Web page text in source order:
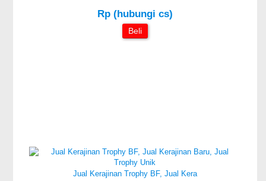
Rp (hubungi cs)
Beli
Jual Kerajinan Trophy BF, Jual Kera